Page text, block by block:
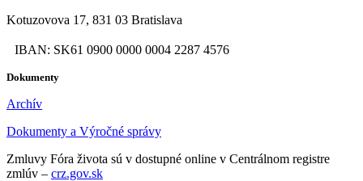
Kotuzovova 17, 831 03 Bratislava
IBAN: SK61 0900 0000 0004 2287 4576
Dokumenty
Archív
Dokumenty a Výročné správy
Zmluvy Fóra života sú v dostupné online v Centrálnom registre
zmlúv – crz.gov.sk